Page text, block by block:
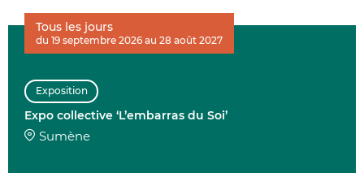
Exposition
Expo collective ‘L’embarras du Soi’
Sumène
Tous les jours
du 19 septembre 2026 au 28 août 2027